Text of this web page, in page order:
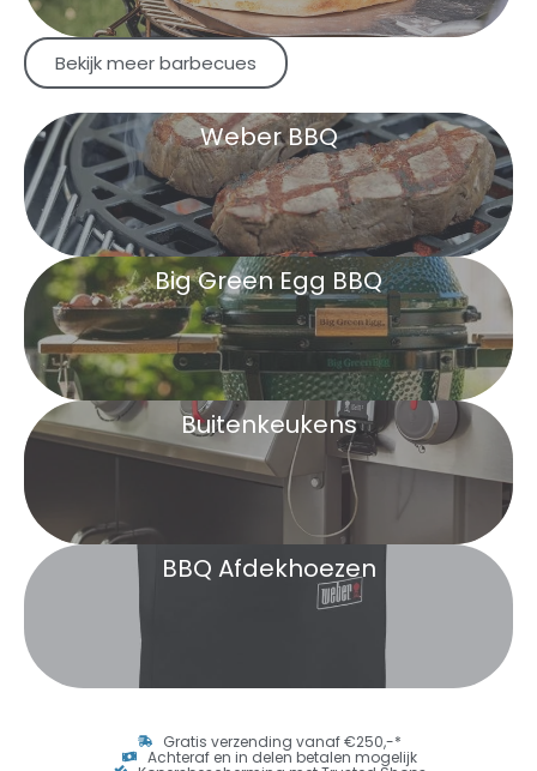
Bekijk meer barbecues
Weber BBQ
Big Green Egg BBQ
Buitenkeukens
BBQ Afdekhoezen
Gratis verzending vanaf €250,-*
Achteraf en in delen betalen mogelijk